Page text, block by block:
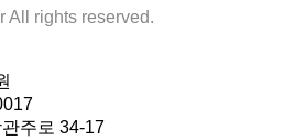
All rights reserved.
주로 34-17